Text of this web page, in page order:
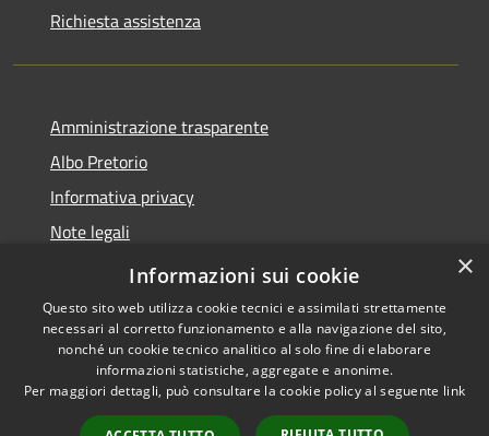
Richiesta assistenza
Amministrazione trasparente
Albo Pretorio
Informativa privacy
Note legali
Dichiarazione di accessibilità
Accessibilità
Copyright © 2026 • Città di
Andria • Powered by
Municipium• Accesso
×
Informazioni sui cookie
Questo sito web utilizza cookie tecnici e assimilati strettamente
necessari al corretto funzionamento e alla navigazione del sito,
nonché un cookie tecnico analitico al solo fine di elaborare
informazioni statistiche, aggregate e anonime.
Per maggiori dettagli, può consultare la cookie policy al seguente link